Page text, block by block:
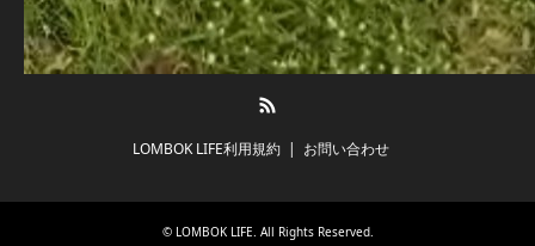
LOMBOK LIFE利用規約 お問い合わせ
© LOMBOK LIFE. All Rights Reserved.